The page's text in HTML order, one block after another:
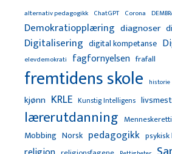
alternativ pedagogikk ChatGPT Corona
Demokratiopplæring diagnoser
Digitalisering digital kompetanse
elevdemokrati fagfornyelsen frafall
fremtidens skole historie
kjønn KRLE Kunstig Intelligens
lærerutdanning
Mobbing Norsk pedagogikk